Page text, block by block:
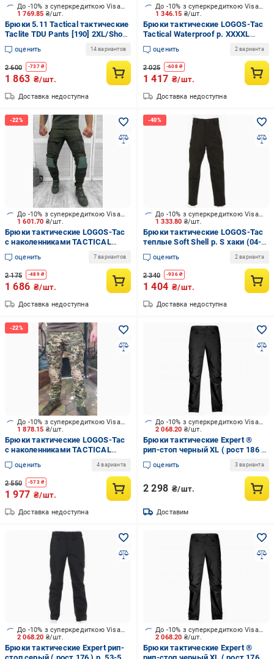
1 769.85 ₴/шт.
До -10% з суперкредиткою Visa Вигода
Брюки 5.11 Tactical тактические
Taclite TDU Pants [190] 2XL/Short
р. XXL TDU green
оценить 14 вариантов
2 600 -737₴
1 863 ₴/шт.
Доставка недоступна
1 346.15 ₴/шт.
До -10% з суперкредиткою Visa Вигода
Брюки тактические LOGOS-Tac
Tactical Waterproof р. XXXXL
хаки (04-10-00-0014)
оценить 2 варианта
2 025 -608₴
1 417 ₴/шт.
Доставка недоступна
1 601.70 ₴/шт.
До -10% з суперкредиткою Visa Вигода
Брюки тактические LOGOS-Tac
с наколенниками TACTICAL
COMBAT р. XXXL хаки (04-10-00-
0013)оценить 7 вариантов
2 175 -489₴
1 686 ₴/шт.
Доставка недоступна
1 333.80 ₴/шт.
До -10% з суперкредиткою Visa Вигода
Брюки тактические LOGOS-Tac
теплые Soft Shell р. S хаки (04-
10-00-0010)
оценить 2 варианта
2 340 -936₴
1 404 ₴/шт.
Доставка недоступна
1 878.15 ₴/шт.
До -10% з суперкредиткою Visa Вигода
Брюки тактические LOGOS-Tac
с наколенниками TACTICAL
COMBAT р. XXXXL пиксель (04-
10-00-0013)
оценить 4 варианта
2 550 -573₴
1 977 ₴/шт.
Доставка недоступна
2 068.20 ₴/шт.
До -10% з суперкредиткою Visa Вигода
Брюки тактические Expert ®
рип-стоп черный XL ( рост 186 )
р. 50 (ВТМ)
оценить 3 варианта
2 298 ₴/шт.
Доставим
2 068.20 ₴/шт.
До -10% з суперкредиткою Visa Вигода
Брюки тактические Expert рип-
2 068.20 ₴/шт.
До -10% з суперкредиткою Visa Вигода
Брюки тактические Expert ®